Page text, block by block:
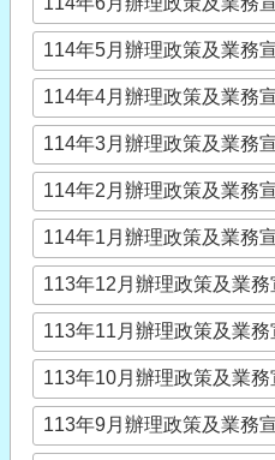
114年5月辦理政策及業務
114年4月辦理政策及業務
114年3月辦理政策及業務
114年2月辦理政策及業務
114年1月辦理政策及業務
113年12月辦理政策及業
113年11月辦理政策及業
113年10月辦理政策及業
113年9月辦理政策及業務